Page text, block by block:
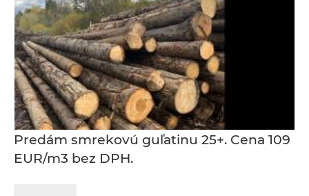
Predám smrekovú guľatinu 25+. Cena 109
EUR/m3 bez DPH.